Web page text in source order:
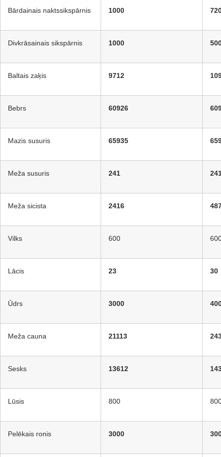
Bārdainais naktssikspārnis 1000
Divkrāsainais sikspārnis 1000
Baltais zaķis 9712
Bebrs 60926
Mazis susuris 65935
Meža susuris 241
Meža sicista 2416
Vilks 600
Lācis 23 30
Ūdrs 3000
Meža cauna 21113
Sesks 13612
Lūsis 800
Pelēkais ronis 3000